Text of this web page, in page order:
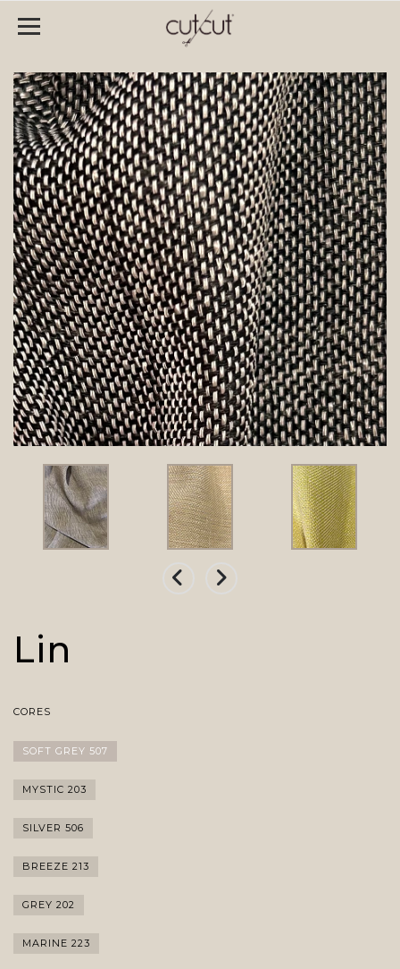
Lin
CORES
SOFT GREY 507
MYSTIC 203
SILVER 506
BREEZE 213
GREY 202
MARINE 223